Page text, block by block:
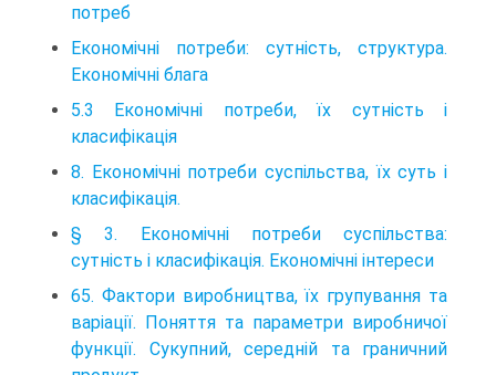
потреб
Економічні потреби: сутність, структура.
Економічні блага
5.3 Економічні потреби, їх сутність і
класифікація
8. Економічні потреби суспільства, їх суть і
класифікація.
§ 3. Економічні потреби суспільства:
сутність і класифікація. Економічні інтереси
65. Фактори виробництва, їх групування та
варіації. Поняття та параметри виробничої
функції. Сукупний, середній та граничний